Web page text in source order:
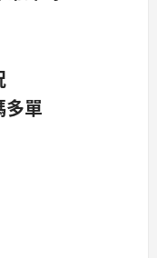
多單